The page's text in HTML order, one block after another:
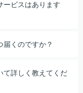
ービスはあります
くのですか？
て詳しく教えてくだ